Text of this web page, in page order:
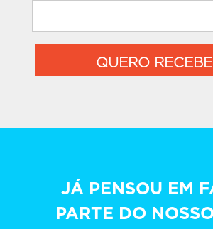
QUERO
JÁ PENSOU EM
PARTE DO